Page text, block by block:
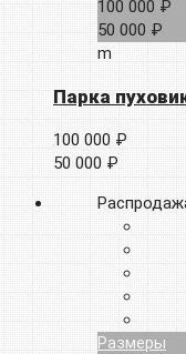
100 000 ₽
50 000 ₽
m
Парка
100 000 ₽
50 000 ₽
Размеры